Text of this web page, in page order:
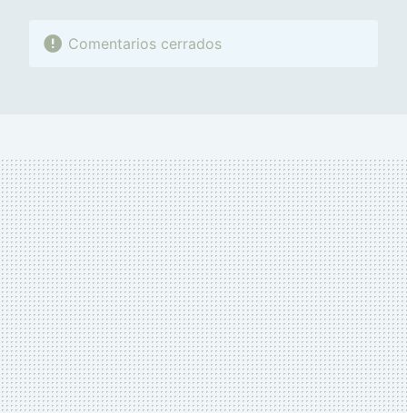
Comentarios cerrados